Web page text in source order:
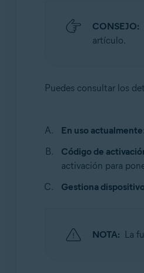
CONSEJO:
artículo.
Puedes consultar los
En uso actualmente
Código de
activación para
Gestiona
NOTA: La